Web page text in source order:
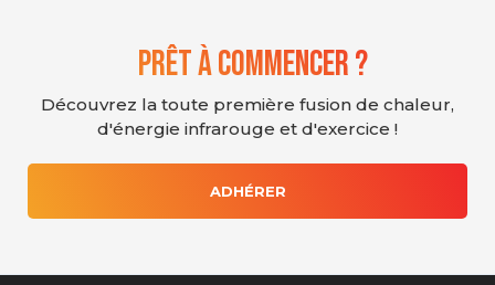
Prêt à commencer ?
Découvrez la toute première fusion de chaleur,
d'énergie infrarouge et d'exercice !
ADHÉRER